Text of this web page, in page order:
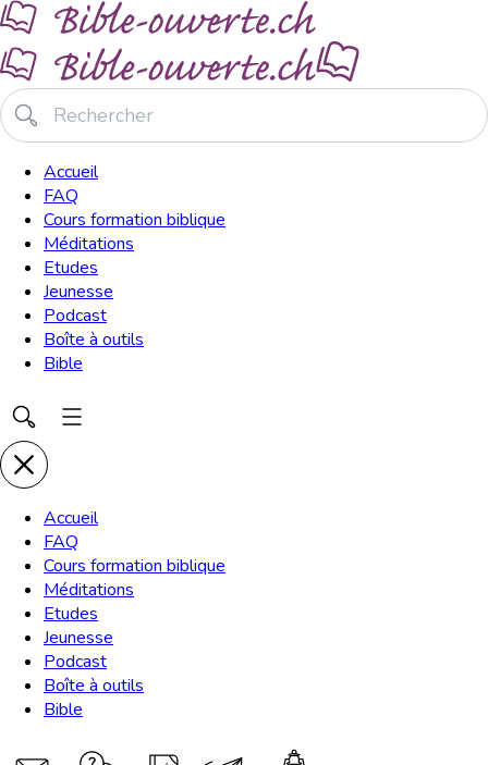
Accueil
FAQ
Cours formation biblique
Méditations
Etudes
Jeunesse
Podcast
Boîte à outils
Bible
Accueil
FAQ
Cours formation biblique
Méditations
Etudes
Jeunesse
Podcast
Boîte à outils
Bible